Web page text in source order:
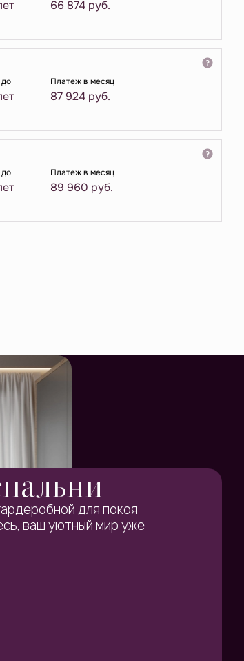
66 874 руб.
Платеж в месяц
87 924 руб.
Платеж в месяц
89 960 руб.
для покоя
ваш уютный мир уже